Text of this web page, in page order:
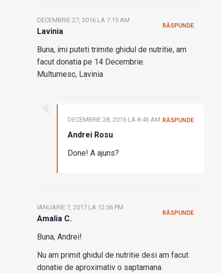
Lavinia
DECEMBRIE 27, 2016 LA 7:15 AM
Buna, imi puteti trimite ghidul de nutritie, am
facut donatia pe 14 Decembrie.
Multumesc, Lavinia
RĂSPUNDE
Andrei Rosu
DECEMBRIE 28, 2016 LA 8:46 AM
Done! A ajuns?
RĂSPUNDE
Amalia C.
IANUARIE 7, 2017 LA 12:56 PM
Buna, Andrei!
Nu am primit ghidul de nutritie desi am facut
donatie de aproximativ o saptamana.
RĂSPUNDE